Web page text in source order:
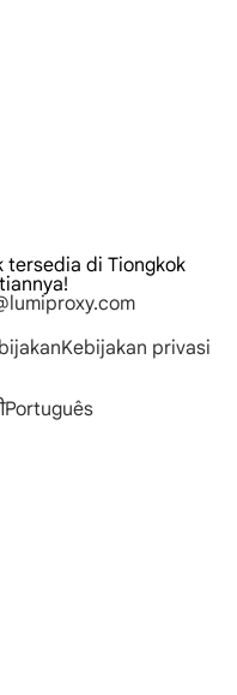
tersedia di Tiongkok
Kebijakan privasi
Português